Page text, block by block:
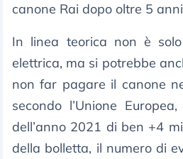
canone Rai dopo oltre 5
In linea teorica non è
elettrica, ma si potrebbe
non far pagare il canone
secondo l’Unione
dell’anno 2021 di ben +4
della bolletta, il numero di